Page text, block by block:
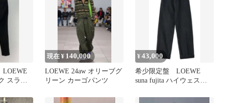
スラッ
現在 ¥ 140,000
LOEWE 24aw オリーブグ
リーン カーゴパンツ
¥43,000
希少限定盤 LOEWE
suna fujita ハイウェスト